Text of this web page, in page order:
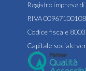
Registro imprese
P.IVA 00967100108
Codice fiscale
Capitale sociale